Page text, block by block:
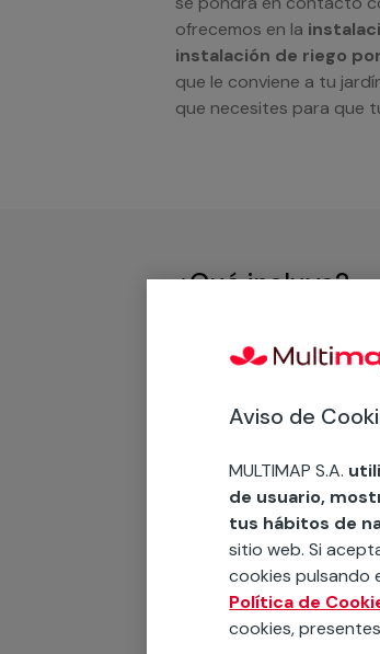
ofrecemos en la
instalación de riego
que le conviene a tu
que necesites para que
¿Qué incluye?
Presupuesto gratis
Recuerda que
Podemos ofrecer
materiales,
cuando te llamemos.
Aviso de
MULTIMAP S.A.
de usuario,
tus hábitos de
sitio web. Si
cookies pulsando
Política de
cookies,